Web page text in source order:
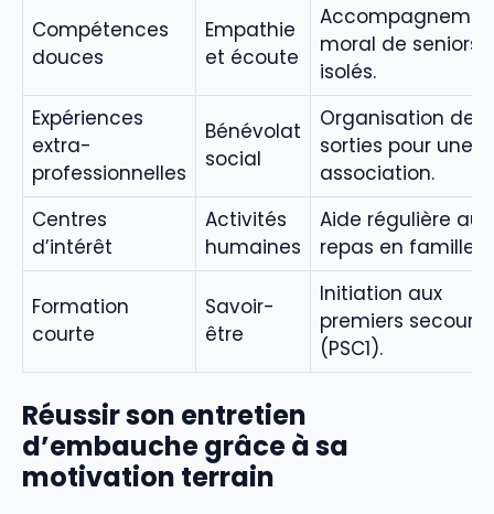
Compétences
douces
Empathie
et écoute
moral de seniors
isolés.
Expériences
extra-
professionnelles
Bénévolat
social
Organisation de
sorties pour une
association.
Centres
d’intérêt
Activités
humaines
Aide régulière aux
repas en famille.
Formation
courte
Savoir-
être
Initiation aux
premiers secours
(PSC1).
Réussir son entretien
d’embauche grâce à sa
motivation terrain